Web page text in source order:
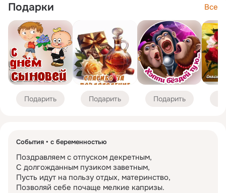
Подарки Все
Подарить Подарить Подарить
События с беременностью
Поздравляем с отпуском декретным,
С долгожданным пузиком заветным,
Пусть идут на пользу отдых, материнство,
Позволяй себе почаще мелкие капризы.